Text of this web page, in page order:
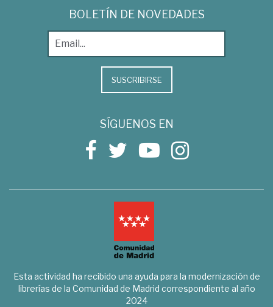
BOLETÍN DE NOVEDADES
SUSCRIBIRSE
SÍGUENOS EN
Esta actividad ha recibido una ayuda para la modernización de
librerías de la Comunidad de Madrid correspondiente al año
2024